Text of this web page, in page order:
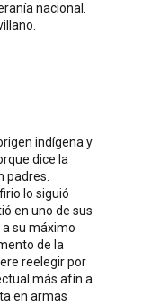
nacional.
indígena y
dice la
padres.
lo siguió
en uno de sus
su máximo
de la
reelegir por
más afín a
en armas